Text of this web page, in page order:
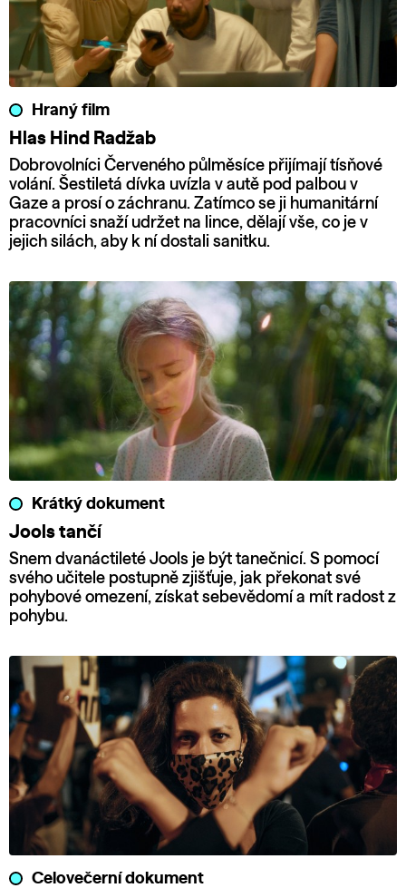
Hraný film
Hlas Hind Radžab
Dobrovolníci Červeného půlměsíce přijímají tísňové
volání. Šestiletá dívka uvízla v autě pod palbou v
Gaze a prosí o záchranu. Zatímco se ji humanitární
pracovníci snaží udržet na lince, dělají vše, co je v
jejich silách, aby k ní dostali sanitku.
Krátký dokument
Jools tančí
Snem dvanáctileté Jools je být tanečnicí. S pomocí
svého učitele postupně zjišťuje, jak překonat své
pohybové omezení, získat sebevědomí a mít radost z
pohybu.
Celovečerní dokument